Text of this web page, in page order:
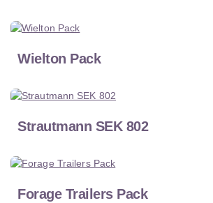
Wielton Pack
Strautmann SEK 802
Forage Trailers Pack